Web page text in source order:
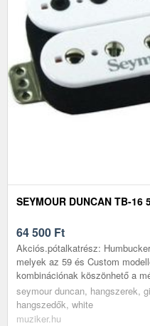
SEYMOUR DUNCAN TB-16
64 500 Ft
Akciós.pótalkatrész:
melyek az 59 és Custom
kombinációnak köszönhető a
seymour duncan, hangszerek,
hangszedők, white
muziker.hu